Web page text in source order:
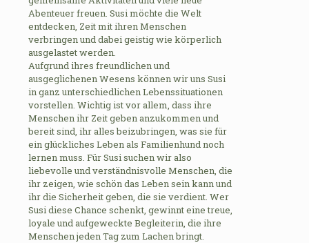
Abenteuer freuen. Susi möchte die Welt
entdecken, Zeit mit ihren Menschen
verbringen und dabei geistig wie körperlich
ausgelastet werden.
Aufgrund ihres freundlichen und
ausgeglichenen Wesens können wir uns Susi
in ganz unterschiedlichen Lebenssituationen
vorstellen. Wichtig ist vor allem, dass ihre
Menschen ihr Zeit geben anzukommen und
bereit sind, ihr alles beizubringen, was sie für
ein glückliches Leben als Familienhund noch
lernen muss. Für Susi suchen wir also
liebevolle und verständnisvolle Menschen, die
ihr zeigen, wie schön das Leben sein kann und
ihr die Sicherheit geben, die sie verdient. Wer
Susi diese Chance schenkt, gewinnt eine treue,
loyale und aufgeweckte Begleiterin, die ihre
Menschen jeden Tag zum Lachen bringt.